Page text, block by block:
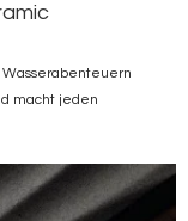
Wasserabenteuern
macht jeden